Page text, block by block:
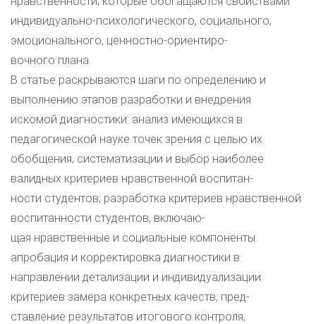
индивидуально-психологического, социального,
эмоционального, ценностно-ориентиро-
вочного плана.
В статье раскрываются шаги по определению и
выполнению этапов разработки и внедрения
искомой диагностики: анализ имеющихся в
педагогической науке точек зрения с целью их
обобщения, систематизации и выбор наиболее
валидных критериев нравственной воспитан-
ности студентов; разработка критериев нравственной
воспитанности студентов, включаю-
щая нравственные и социальные компоненты.
апробация и корректировка диагностики в
направлении детализации и индивидуализации
критериев замера конкретных качеств; пред-
ставление результатов итогового контроля,